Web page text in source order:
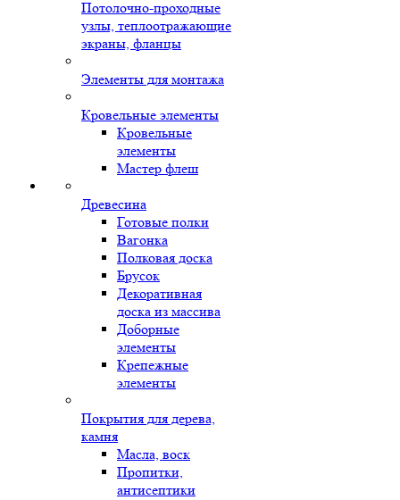
Потолочно-проходные
узлы, теплоотражающие
экраны, фланцы
Элементы для монтажа
Кровельные элементы
Кровельные
элементы
Мастер флеш
Древесина
Готовые полки
Вагонка
Полковая доска
Брусок
Декоративная
доска из массива
Доборные
элементы
Крепежные
элементы
Покрытия для дерева,
камня
Масла, воск
Пропитки,
антисептики